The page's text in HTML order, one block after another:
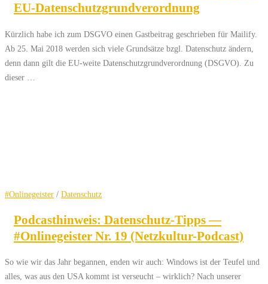
EU-Datenschutzgrundverordnung
Kürzlich habe ich zum DSGVO einen Gastbeitrag geschrieben für Mailify.
Ab 25. Mai 2018 werden sich viele Grundsätze bzgl. Datenschutz ändern,
denn dann gilt die EU-weite Datenschutzgrundverordnung (DSGVO). Zu
dieser …
#Onlinegeister / Datenschutz
Podcasthinweis: Datenschutz-Tipps —
#Onlinegeister Nr. 19 (Netzkultur-Podcast)
So wie wir das Jahr begannen, enden wir auch: Windows ist der Teufel und
alles, was aus den USA kommt ist verseucht – wirklich? Nach unserer